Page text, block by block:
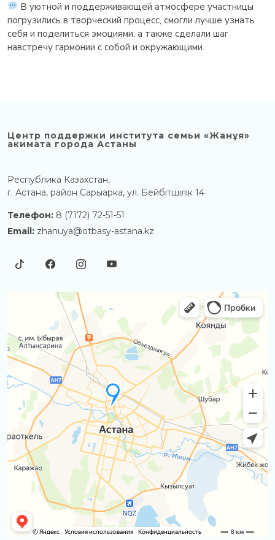
В уютной и поддерживающей атмосфере участницы
погрузились в творческий процесс, смогли лучше узнать
себя и поделиться эмоциями, а также сделали шаг
навстречу гармонии с собой и окружающими.
Центр поддержки института семьи «Жанұя»
акимата города Астаны
Республика Казахстан,
г. Астана, район Сарыарка, ул. Бейбітшілік 14
Телефон: 8 (7172) 72-51-51
Email: zhanuya@otbasy-astana.kz